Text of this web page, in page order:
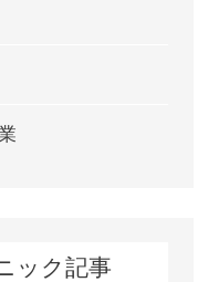
ック記事